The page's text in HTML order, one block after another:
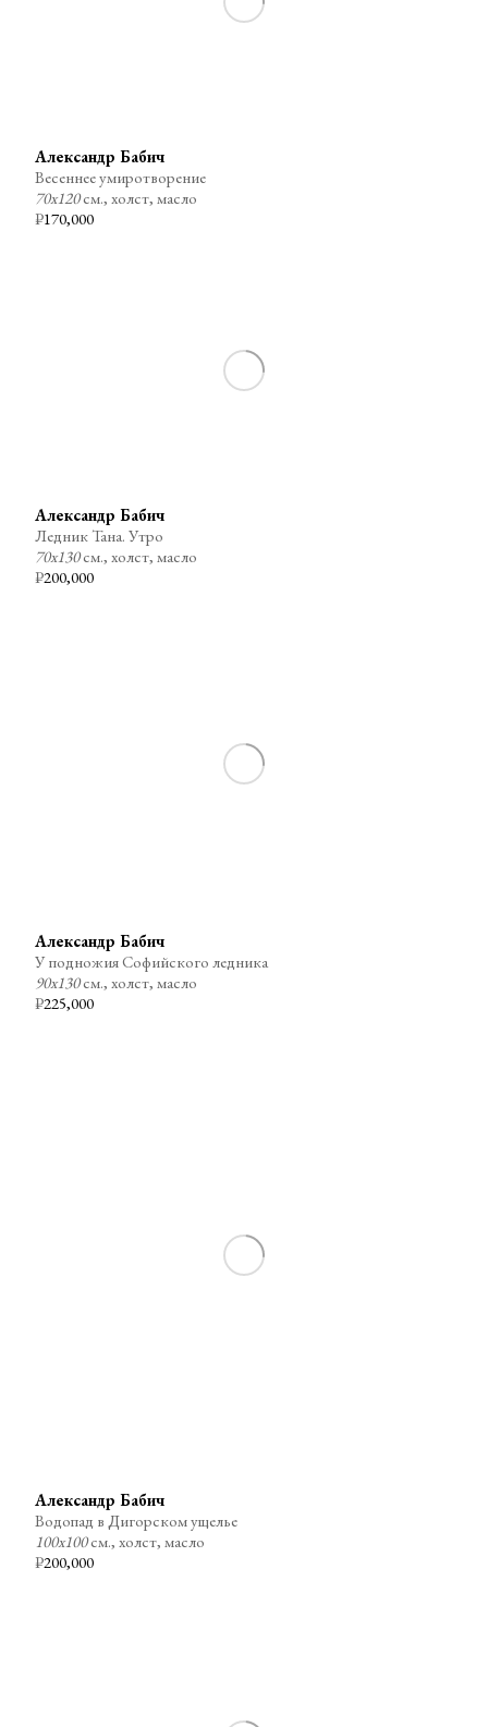
₽170,000
Александр Бабич
Весеннее умиротворение
70х120см., холст, масло
₽200,000
Александр Бабич
Ледник Тана. Утро
70х130см., холст, масло
₽225,000
Александр Бабич
У подножия Софийского ледника
90х130см., холст, масло
₽200,000
Александр Бабич
Водопад в Дигорском ущелье
100х100см., холст, масло